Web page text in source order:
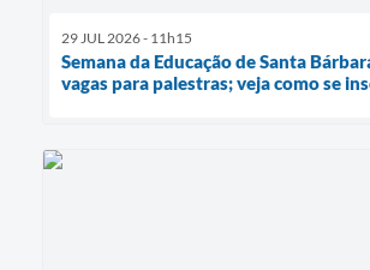
29 JUL 2026 - 11h15
Semana da Educação de Santa
vagas para palestras; veja como se